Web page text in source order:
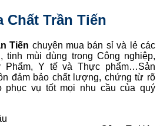
Chất Trần Tiến
Tiến chuyên mua bán sỉ và lẻ các
tinh mùi dùng trong Công nghiệp,
Phẩm, Y tế và Thực phẩm…Sản
đảm bảo chất lượng, chứng từ rõ
phục vụ tốt mọi nhu cầu của quý